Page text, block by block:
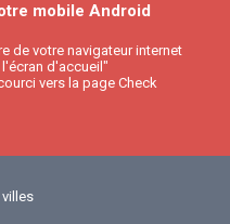
mobile Android
de votre navigateur internet
d'accueil"
vers la page Check